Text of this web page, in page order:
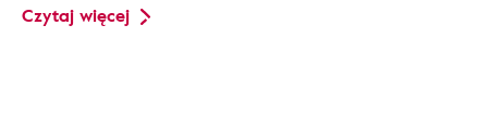
Czytaj więcej